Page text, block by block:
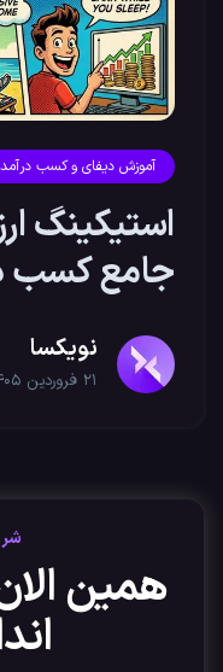
آموزش دیفای و کسب درآمد
استیکینگ
جامع کسب
نویکسا
۲۱ فروردین ۱۴۰۵
همین